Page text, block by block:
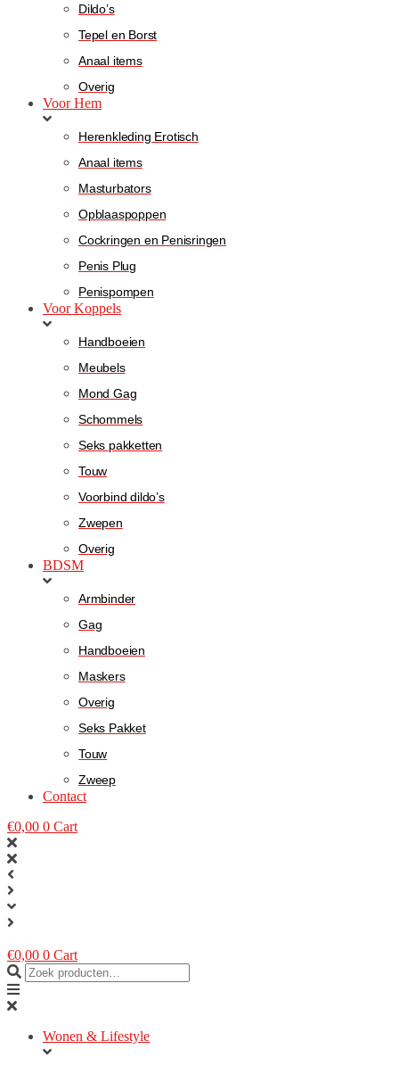
Dildo’s
Tepel en Borst
Anaal items
Overig
Voor Hem
Herenkleding Erotisch
Anaal items
Masturbators
Opblaaspoppen
Cockringen en Penisringen
Penis Plug
Penispompen
Voor Koppels
Handboeien
Meubels
Mond Gag
Schommels
Seks pakketten
Touw
Voorbind dildo’s
Zwepen
Overig
BDSM
Armbinder
Gag
Handboeien
Maskers
Overig
Seks Pakket
Touw
Zweep
Contact
€0,00 0 Cart
€0,00 0 Cart
Wonen & Lifestyle